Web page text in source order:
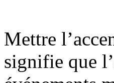
Mettre
signifie que